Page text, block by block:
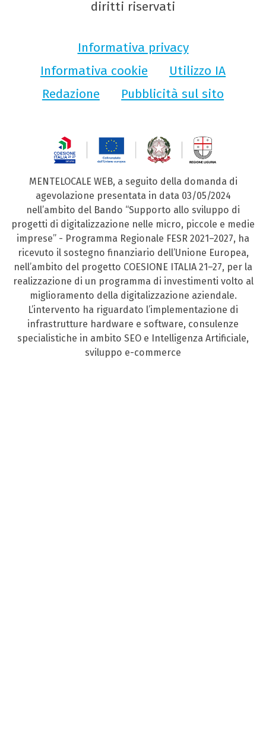
diritti riservati
Informativa privacy
Informativa cookie
Utilizzo IA
Redazione
Pubblicità sul sito
MENTELOCALE WEB, a seguito della domanda di
agevolazione presentata in data 03/05/2024
nell’ambito del Bando “Supporto allo sviluppo di
progetti di digitalizzazione nelle micro, piccole e medie
imprese” - Programma Regionale FESR 2021–2027, ha
ricevuto il sostegno finanziario dell’Unione Europea,
nell’ambito del progetto COESIONE ITALIA 21–27, per la
realizzazione di un programma di investimenti volto al
miglioramento della digitalizzazione aziendale.
L’intervento ha riguardato l’implementazione di
infrastrutture hardware e software, consulenze
specialistiche in ambito SEO e Intelligenza Artificiale,
sviluppo e-commerce